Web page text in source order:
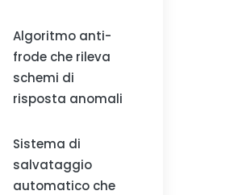
Algoritmo anti-
frode che rileva
schemi di
risposta anomali
Sistema di
salvataggio
automatico che